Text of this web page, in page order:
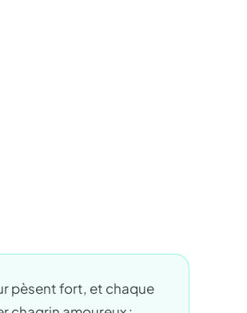
pèsent fort, et chaque